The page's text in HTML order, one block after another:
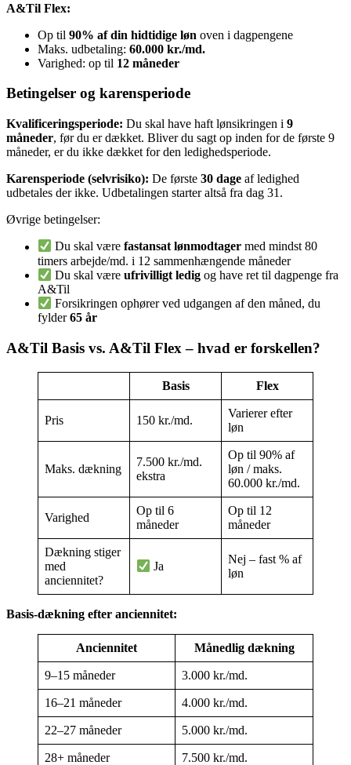
A&Til Flex:
Op til 90% af din hidtidige løn oven i dagpengene
Maks. udbetaling: 60.000 kr./md.
Varighed: op til 12 måneder
Betingelser og karensperiode
Kvalificeringsperiode: Du skal have haft lønsikringen i 9
måneder, før du er dækket. Bliver du sagt op inden for de første 9
måneder, er du ikke dækket for den ledighedsperiode.
Karensperiode (selvrisiko): De første 30 dage af ledighed
udbetales der ikke. Udbetalingen starter altså fra dag 31.
Øvrige betingelser:
Du skal værefastansat lønmodtager med mindst 80
timers arbejde/md. i 12 sammenhængende måneder
Du skal væreufrivilligt ledig og have ret til dagpenge fra
A&Til
Forsikringen ophører ved udgangen af den måned, du
fylder65 år
A&Til Basis vs. A&Til Flex – hvad er forskellen?
Basis Flex
Pris 150 kr./md.
Varierer efter
løn
Maks. dækning
7.500 kr./md.
ekstra
Op til 90% af
løn / maks.
60.000 kr./md.
Varighed
Op til 6
måneder
Op til 12
måneder
Dækning stiger
med
anciennitet?
Ja
Nej – fast % af
løn
Basis-dækning efter anciennitet:
Anciennitet Månedlig dækning
9–15 måneder 3.000 kr./md.
16–21 måneder 4.000 kr./md.
22–27 måneder 5.000 kr./md.
28+ måneder 7.500 kr./md.